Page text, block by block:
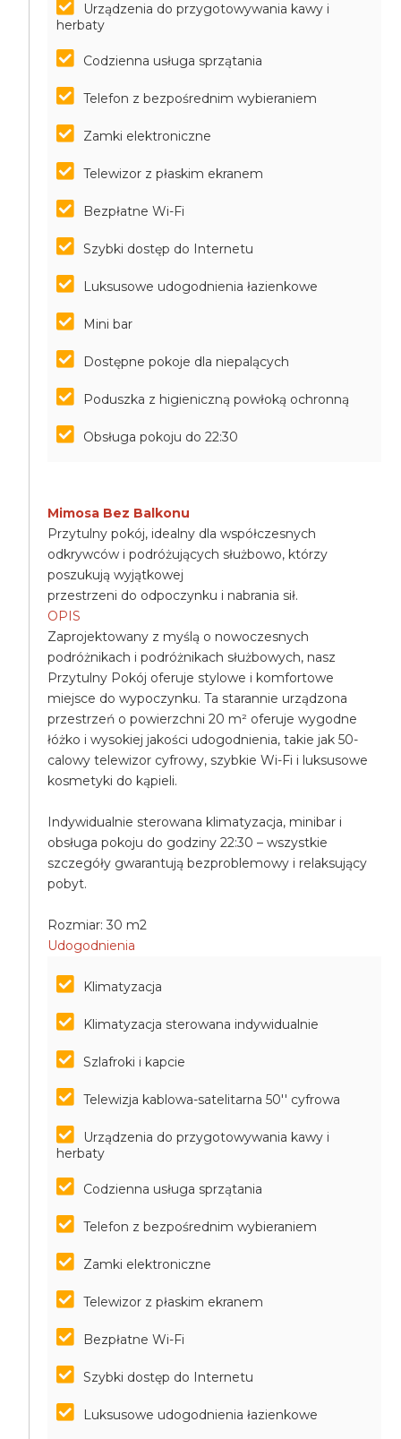
Urządzenia do przygotowywania kawy i
herbaty
Codzienna usługa sprzątania
Telefon z bezpośrednim wybieraniem
Zamki elektroniczne
Telewizor z płaskim ekranem
Bezpłatne Wi-Fi
Szybki dostęp do Internetu
Luksusowe udogodnienia łazienkowe
Mini bar
Dostępne pokoje dla niepalących
Poduszka z higieniczną powłoką ochronną
Obsługa pokoju do 22:30
Mimosa Bez Balkonu
Przytulny pokój, idealny dla współczesnych
odkrywców i podróżujących służbowo, którzy
poszukują wyjątkowej
przestrzeni do odpoczynku i nabrania sił.
OPIS
Zaprojektowany z myślą o nowoczesnych
podróżnikach i podróżnikach służbowych, nasz
Przytulny Pokój oferuje stylowe i komfortowe
miejsce do wypoczynku. Ta starannie urządzona
przestrzeń o powierzchni 20 m² oferuje wygodne
łóżko i wysokiej jakości udogodnienia, takie jak 50-
calowy telewizor cyfrowy, szybkie Wi-Fi i luksusowe
kosmetyki do kąpieli.
Indywidualnie sterowana klimatyzacja, minibar i
obsługa pokoju do godziny 22:30 – wszystkie
szczegóły gwarantują bezproblemowy i relaksujący
pobyt.
Rozmiar: 30 m2
Udogodnienia
Klimatyzacja
Klimatyzacja sterowana indywidualnie
Szlafroki i kapcie
Telewizja kablowa-satelitarna 50'' cyfrowa
Urządzenia do przygotowywania kawy i
herbaty
Codzienna usługa sprzątania
Telefon z bezpośrednim wybieraniem
Zamki elektroniczne
Telewizor z płaskim ekranem
Bezpłatne Wi-Fi
Szybki dostęp do Internetu
Luksusowe udogodnienia łazienkowe